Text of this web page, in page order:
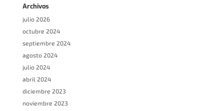
Archivos
julio 2026
octubre 2024
septiembre 2024
agosto 2024
julio 2024
abril 2024
diciembre 2023
noviembre 2023